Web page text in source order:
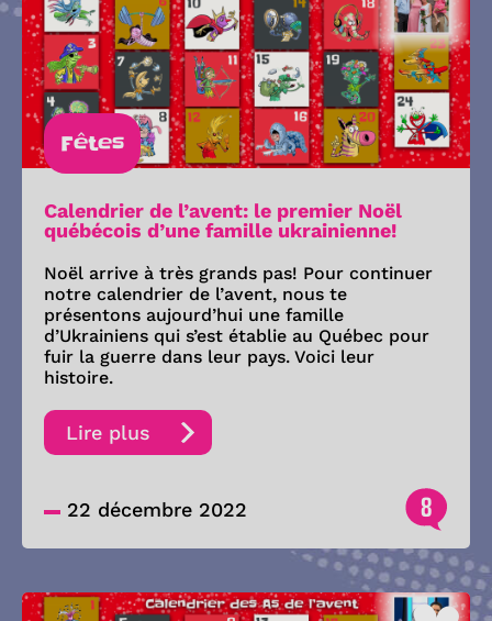
Fêtes
Calendrier de l’avent: le premier Noël
québécois d’une famille ukrainienne!
Noël arrive à très grands pas! Pour continuer
notre calendrier de l’avent, nous te
présentons aujourd’hui une famille
d’Ukrainiens qui s’est établie au Québec pour
fuir la guerre dans leur pays. Voici leur
histoire.
Lire plus
22 décembre 2022 8